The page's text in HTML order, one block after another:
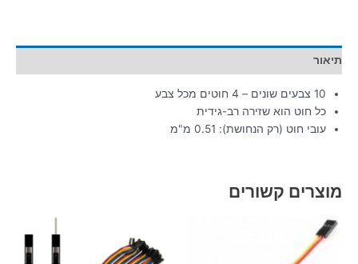
תיאור
10 צבעים שונים – 4 חוטים מכל צבע
כל חוט הוא שזירה רב-גידית
עובי חוט (רק הנחושת): 0.51 מ"מ
מוצרים קשורים